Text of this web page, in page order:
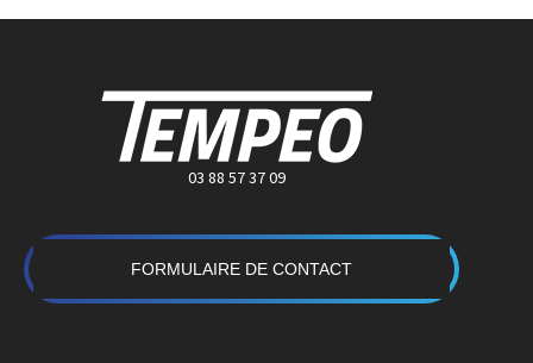
03 88 57 37 09
FORMULAIRE DE CONTACT